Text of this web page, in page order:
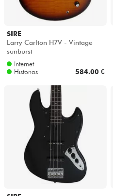
SIRE
Larry Carlton H7V - Vintage
sunburst
Internet
Historias
584.00 €